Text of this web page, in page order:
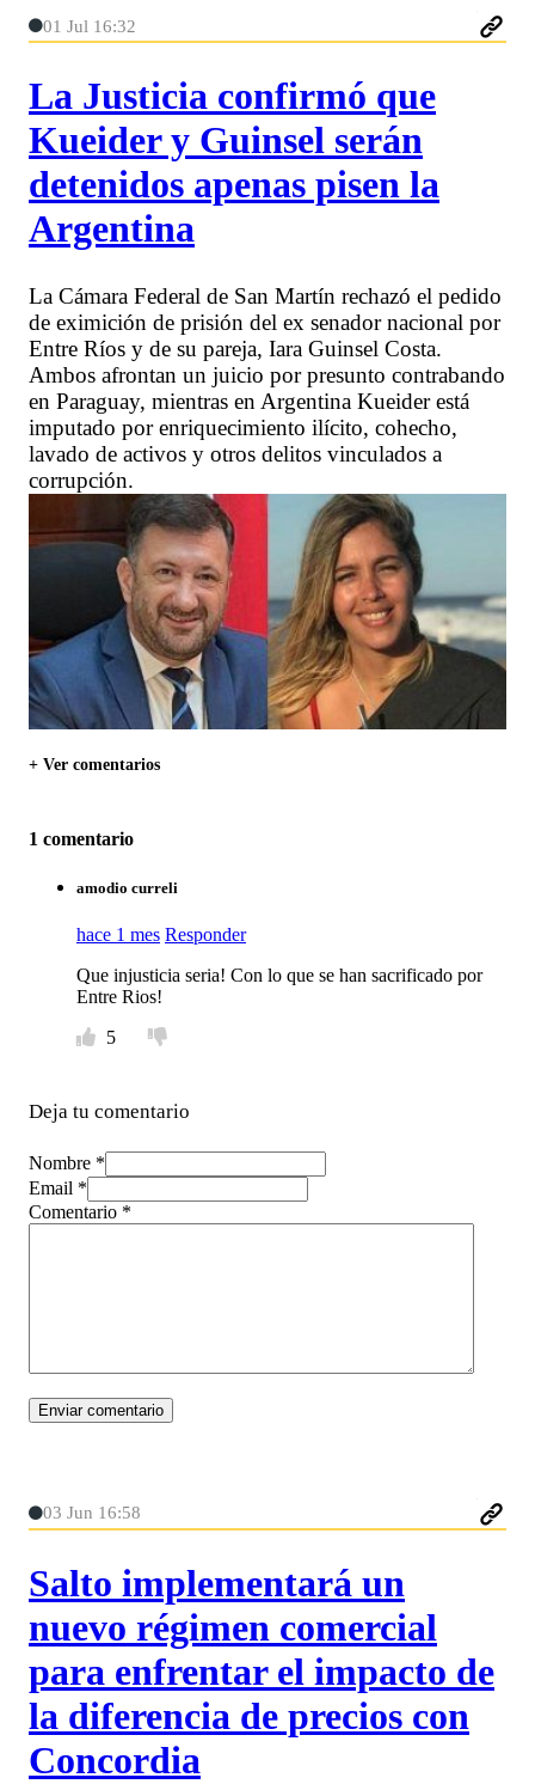
01 Jul 16:32
La Justicia confirmó que
Kueider y Guinsel serán
detenidos apenas pisen la
Argentina
La Cámara Federal de San Martín rechazó el pedido
de eximición de prisión del ex senador nacional por
Entre Ríos y de su pareja, Iara Guinsel Costa.
Ambos afrontan un juicio por presunto contrabando
en Paraguay, mientras en Argentina Kueider está
imputado por enriquecimiento ilícito, cohecho,
lavado de activos y otros delitos vinculados a
corrupción.
+ Ver comentarios
1 comentario
amodio curreli
hace 1 mes Responder
Que injusticia seria! Con lo que se han sacrificado por
Entre Rios!
5
Deja tu comentario
Nombre *
Email *
Comentario *
03 Jun 16:58
Salto implementará un
nuevo régimen comercial
para enfrentar el impacto de
la diferencia de precios con
Concordia